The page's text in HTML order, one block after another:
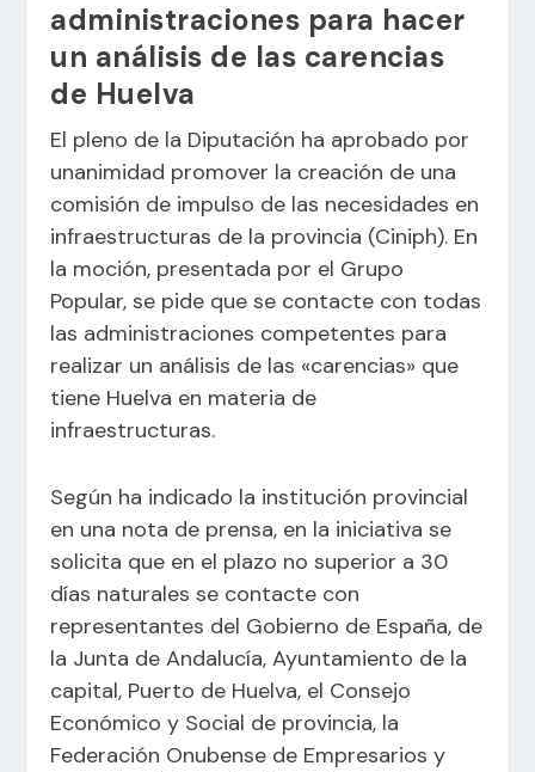
administraciones para hacer
un análisis de las carencias
de Huelva
El pleno de la Diputación ha aprobado por
unanimidad promover la creación de una
comisión de impulso de las necesidades en
infraestructuras de la provincia (Ciniph). En
la moción, presentada por el Grupo
Popular, se pide que se contacte con todas
las administraciones competentes para
realizar un análisis de las «carencias» que
tiene Huelva en materia de
infraestructuras.
Según ha indicado la institución provincial
en una nota de prensa, en la iniciativa se
solicita que en el plazo no superior a 30
días naturales se contacte con
representantes del Gobierno de España, de
la Junta de Andalucía, Ayuntamiento de la
capital, Puerto de Huelva, el Consejo
Económico y Social de provincia, la
Federación Onubense de Empresarios y